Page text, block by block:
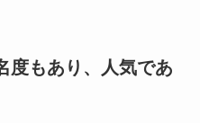
もあり、人気であ